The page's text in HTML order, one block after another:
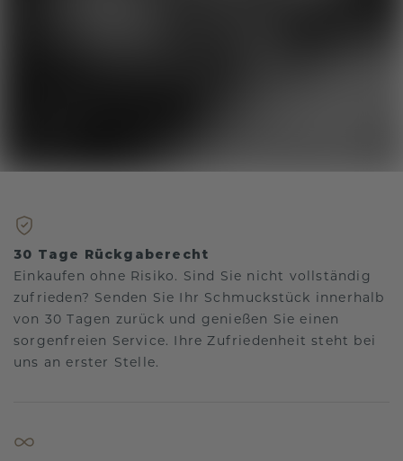
30 Tage Rückgaberecht
Einkaufen ohne Risiko. Sind Sie nicht vollständig
zufrieden? Senden Sie Ihr Schmuckstück innerhalb
von 30 Tagen zurück und genießen Sie einen
sorgenfreien Service. Ihre Zufriedenheit steht bei
uns an erster Stelle.